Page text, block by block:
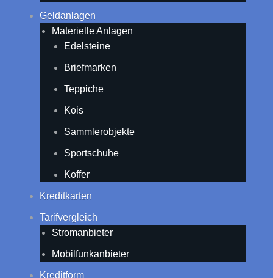
Geldanlagen
Materielle Anlagen
Edelsteine
Briefmarken
Teppiche
Kois
Sammlerobjekte
Sportschuhe
Koffer
Kreditkarten
Tarifvergleich
Stromanbieter
Mobilfunkanbieter
Kreditform